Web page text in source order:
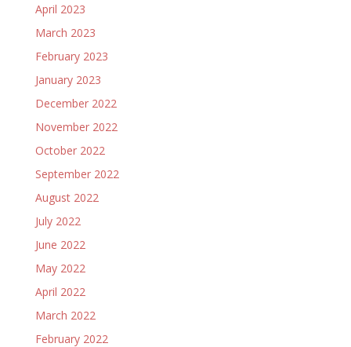
April 2023
March 2023
February 2023
January 2023
December 2022
November 2022
October 2022
September 2022
August 2022
July 2022
June 2022
May 2022
April 2022
March 2022
February 2022